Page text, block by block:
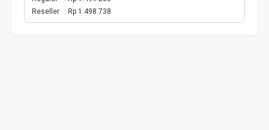
VA NOMINAL
Reseller
Rp 1.498.738